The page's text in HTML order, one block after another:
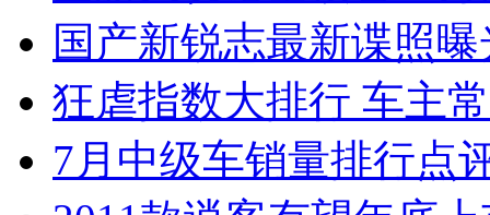
国产新锐志最新谍照
狂虐指数大排行 车主
7月中级车销量排行点